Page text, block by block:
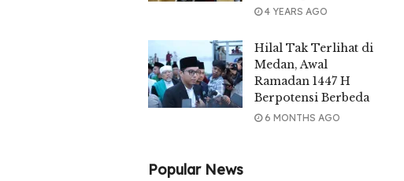
4 YEARS AGO
Hilal Tak Terlihat di
Medan, Awal
Ramadan 1447 H
Berpotensi Berbeda
6 MONTHS AGO
Popular News